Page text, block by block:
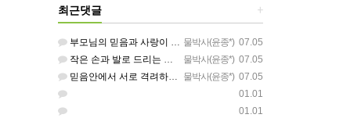
+
최근댓글
물박사(윤종*) 07.05
부모님의 믿음과 사랑이 아이들에게 아름답게 이어지길 축복합니다
물박사(윤종*) 07.05
작은 손과 발로 드리는 찬양이 참 아름답습니다 하나님의 사랑이 늘 함께하길 기도합니다
물박사(윤종*) 07.05
믿음안에서 서로 격려하며 아름답게 성장하는 중고등부가 되길 응원합니다
01.01
01.01